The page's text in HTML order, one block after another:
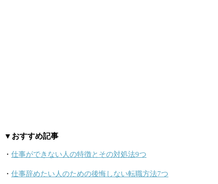
▼おすすめ記事
・ 仕事ができない人の特徴とその対処法9つ
・ 仕事辞めたい人のための後悔しない転職方法7つ